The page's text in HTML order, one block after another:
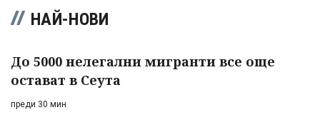
НАЙ-НОВИ
До 5000 нелегални мигранти все още
остават в Сеута
преди 30 мин